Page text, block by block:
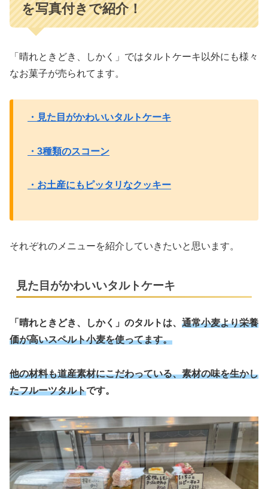
を写真付きで紹介！
「晴れときどき、しかく」ではタルトケーキ以外にも様々
なお菓子が売られてます。
・見た目がかわいいタルトケーキ
・3種類のスコーン
・お土産にもピッタリなクッキー
それぞれのメニューを紹介していきたいと思います。
見た目がかわいいタルトケーキ
「晴れときどき、しかく」のタルトは、 通常小麦より栄養
価が高いスペルト小麦を使ってます。
他の材料も道産素材にこだわっている、素材の味を生かし
たフルーツタルトです。